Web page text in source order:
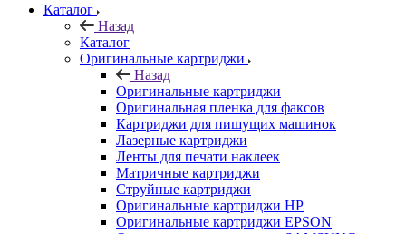
Каталог
Назад
Каталог
Оригинальные картриджи
Назад
Оригинальные картриджи
Оригинальная пленка для факсов
Картриджи для пишущих машинок
Лазерные картриджи
Ленты для печати наклеек
Матричные картриджи
Струйные картриджи
Оригинальные картриджи HP
Оригинальные картриджи EPSON